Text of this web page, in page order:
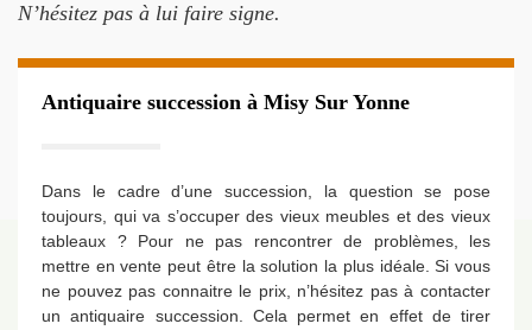
N’hésitez pas à lui faire signe.
Antiquaire succession à Misy Sur Yonne
Dans le cadre d’une succession, la question se pose
toujours, qui va s’occuper des vieux meubles et des vieux
tableaux ? Pour ne pas rencontrer de problèmes, les
mettre en vente peut être la solution la plus idéale. Si vous
ne pouvez pas connaitre le prix, n’hésitez pas à contacter
un antiquaire succession. Cela permet en effet de tirer